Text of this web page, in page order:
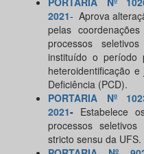
2021- Aprova
pelas
processos
instituído o período
heteroidentificação
Deficiência (PCD).
PORTARIA Nº
2021- Estabelece
processos
stricto sensu da UFS.